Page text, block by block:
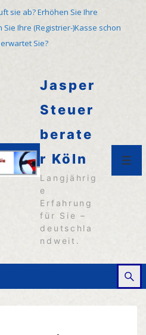
sie ab? Erhöhen Sie Ihre
Ihre (Registrier-)Kasse schon
Sie?
Jasper
Steuer
berate
r Köln
Langjährig
e
Erfahrung
für Sie –
deutschla
ndweit.